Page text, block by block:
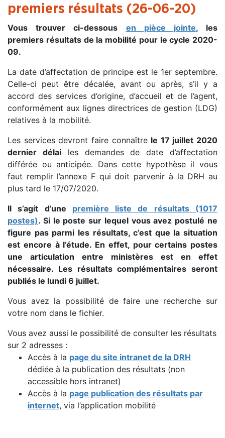
premiers résultats (26-06-20)
Vous trouver ci-dessous en pièce jointe, les
premiers résultats de la mobilité pour le cycle 2020-
09.
La date d’affectation de principe est le 1er septembre.
Celle-ci peut être décalée, avant ou après, s’il y a
accord des services d’origine, d’accueil et de l’agent,
conformément aux lignes directrices de gestion (LDG)
relatives à la mobilité.
Les services devront faire connaître le 17 juillet 2020
dernier délailes demandes de date d’affectation
différée ou anticipée. Dans cette hypothèse il vous
faut remplir l’annexe F qui doit parvenir à la DRH au
plus tard le 17/07/2020.
Il s’agit d’une première liste de résultats (1017
postes). Si le poste sur lequel vous avez postulé ne
figure pas parmi les résultats, c’est que la situation
est encore à l’étude. En effet, pour certains postes
une articulation entre ministères est en effet
nécessaire. Les résultats complémentaires seront
publiés le lundi 6 juillet.
Vous avez la possibilité de faire une recherche sur
votre nom dans le fichier.
Vous avez aussi le possibilité de consulter les résultats
sur 2 adresses :
Accès à la page du site intranet de la DRH
dédiée à la publication des résultats (non
accessible hors intranet)
Accès à la page publication des résultats par
internet, via l’application mobilité